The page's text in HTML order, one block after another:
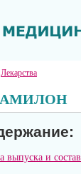
Лекарства
выпуска и состав